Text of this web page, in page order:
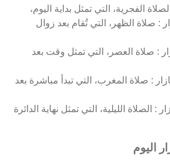
الفجرية، التي تمثل بداية اليوم،
: صلاة الظهر، التي تُقام بعد زوال
: صلاة العصر، التي تمثل وقت بعد
: صلاة المغرب، التي تبدأ مباشرة بعد
الصلاة الليلية، التي تمثل نهاية الدائرة
اليوم